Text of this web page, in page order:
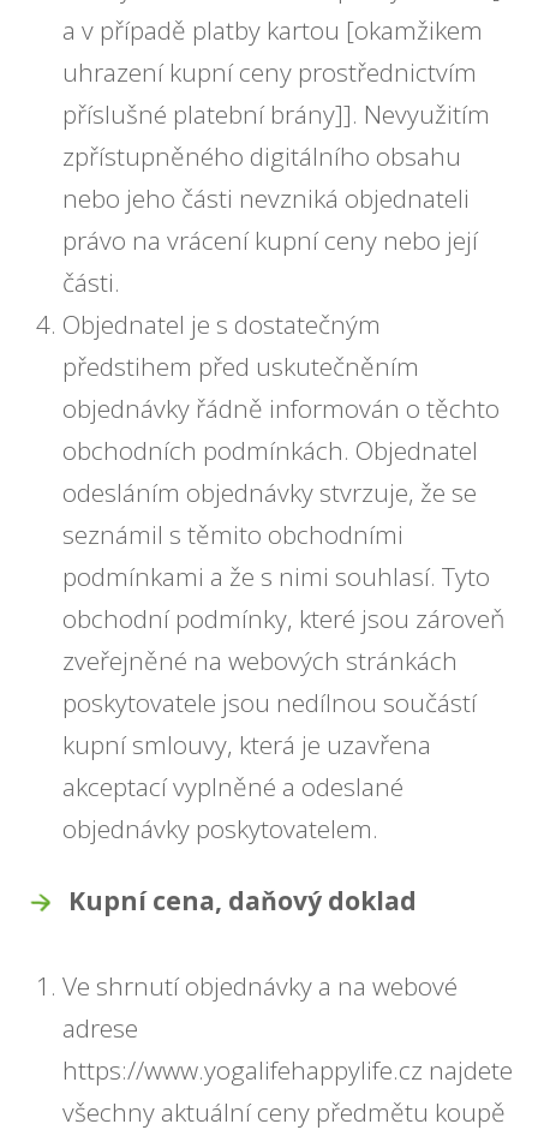
a v případě platby kartou [okamžikem
uhrazení kupní ceny prostřednictvím
příslušné platební brány]]. Nevyužitím
zpřístupněného digitálního obsahu
nebo jeho části nevzniká objednateli
právo na vrácení kupní ceny nebo její
části.
Objednatel je s dostatečným
předstihem před uskutečněním
objednávky řádně informován o těchto
obchodních podmínkách. Objednatel
odesláním objednávky stvrzuje, že se
seznámil s těmito obchodními
podmínkami a že s nimi souhlasí. Tyto
obchodní podmínky, které jsou zároveň
zveřejněné na webových stránkách
poskytovatele jsou nedílnou součástí
kupní smlouvy, která je uzavřena
akceptací vyplněné a odeslané
objednávky poskytovatelem.
Kupní cena, daňový doklad
Ve shrnutí objednávky a na webové
adrese
https://www.yogalifehappylife.cz najdete
všechny aktuální ceny předmětu koupě